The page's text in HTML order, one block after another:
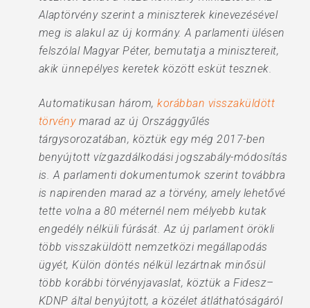
Alaptörvény szerint a miniszterek kinevezésével
meg is alakul az új kormány. A parlamenti ülésen
felszólal Magyar Péter, bemutatja a minisztereit,
akik ünnepélyes keretek között esküt tesznek.
Automatikusan három,korábban visszaküldött
törvénymarad az új Országgyűlés
tárgysorozatában, köztük egy még 2017-ben
benyújtott vízgazdálkodási jogszabály-módosítás
is. A parlamenti dokumentumok szerint továbbra
is napirenden marad az a törvény, amely lehetővé
tette volna a 80 méternél nem mélyebb kutak
engedély nélküli fúrását. Az új parlament örökli
több visszaküldött nemzetközi megállapodás
ügyét, Külön döntés nélkül lezártnak minősül
több korábbi törvényjavaslat, köztük a Fidesz–
KDNP által benyújtott, a közélet átláthatóságáról